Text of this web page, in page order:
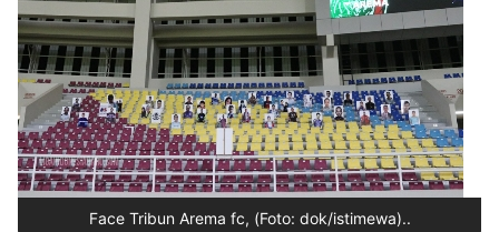
Insight
NTB
Suara
Time
Lens
IDN
Daily
Jogja
Jalan
Rakyat
Idealita
News
Kita
Notice
Dinamikapost.com
Radar
Baru
Seedbacklink
Follow
Kabarbaru
Face Tribun Arema fc, (Foto: dok/istimewa)..